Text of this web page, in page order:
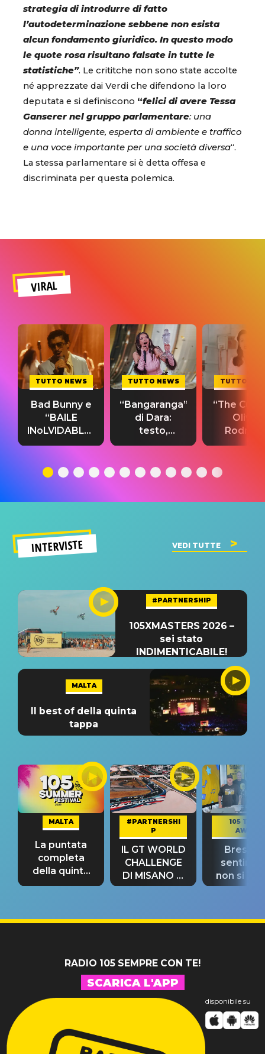
strategia di introdurre di fatto
l’autodeterminazione sebbene non esista
alcun fondamento giuridico. In questo modo
le quote rosa risultano falsate in tutte le
statistiche”. Le crititche non sono state accolte
né apprezzate dai Verdi che difendono la loro
deputata e si definiscono “felici di avere Tessa
Ganserer nel gruppo parlamentare: una
donna intelligente, esperta di ambiente e traffico
e una voce importante per una società diversa“.
La stessa parlamentare si è detta offesa e
discriminata per questa polemica.
VIRAL
TUTTO NEWS
Bad Bunny e
“BAILE
INoLVIDABLE”:
testo,
significato
TUTTO NEWS
“Bangaranga”
di Dara:
testo,
traduzione e
del singolo
TUTTO
“The
Olivia
testo,
INTERVISTE VEDI TUTTE
#PARTNERSHIP
105XMASTERS 2026 –
sei stato
INDIMENTICABILE!
MALTA
Il best of della quinta
tappa
MALTA
La puntata
completa
della quinta
tappa
#PARTNERSHI
P
IL GT WORLD
CHALLENGE
DI MISANO si
riconferma
105 TAKE
AWAY
Bresh:
non si
fino alla
RADIO 105 SEMPRE CON TE!
SCARICA L'APP
disponibile su